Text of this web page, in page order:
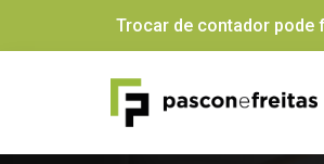
Trocar de contador pode